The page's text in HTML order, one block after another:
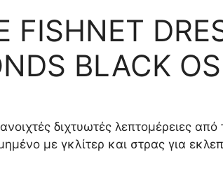
FISHNET
BLACK OS
διχτυωτές λεπτομέρειες από
με γκλίτερ και στρας για